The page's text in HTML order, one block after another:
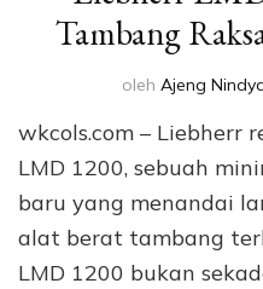
Tambang
oleh Ajeng
wkcols.com – Liebherr
LMD 1200, sebuah
baru yang menandai
alat berat tambang
LMD 1200 bukan